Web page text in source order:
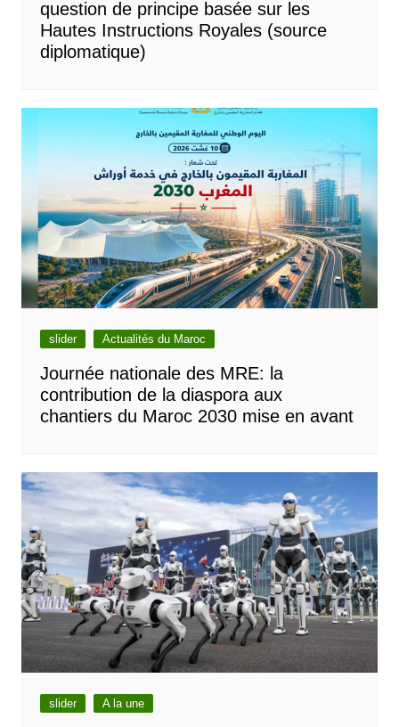
question de principe basée sur les
Hautes Instructions Royales (source
diplomatique)
slider Actualités du Maroc
Journée nationale des MRE: la
contribution de la diaspora aux
chantiers du Maroc 2030 mise en avant
slider A la une